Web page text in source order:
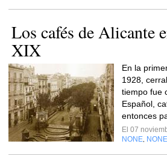
Los cafés de Alicante
XIX
En la
1928,
tiempo fue
Español,
entonces
El 07
NONE NONE